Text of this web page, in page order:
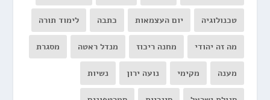
טכנולוגיה יום העצמאות כתבה לימוד תורה
מה זה יהודי מחנה ריכוז מנדל ראטה מסגרת
מענה מקימי נועה ירון נשיות